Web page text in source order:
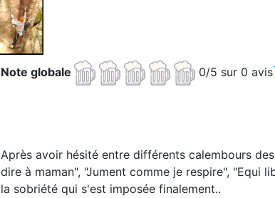
Note globale
0/5 sur 0 avis
Après avoir hésité entre différents calembours
dire à maman", "Jument comme je respire", "Equi
la sobriété qui s'est imposée finalement..